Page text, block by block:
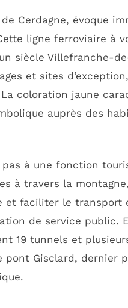
Cerdagne, évoque
ligne ferroviaire à
siècle Villefranche-
et sites
coloration jaune
auprès des
à une fonction
à travers la
et faciliter le transport
de service public.
19 tunnels et
pont Gisclard, dernier